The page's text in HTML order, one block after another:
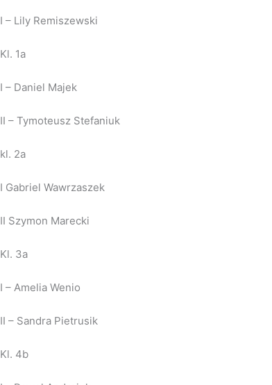
I – Lily Remiszewski
Kl. 1a
I – Daniel Majek
II – Tymoteusz Stefaniuk
kl. 2a
I Gabriel Wawrzaszek
II Szymon Marecki
Kl. 3a
I – Amelia Wenio
II – Sandra Pietrusik
Kl. 4b